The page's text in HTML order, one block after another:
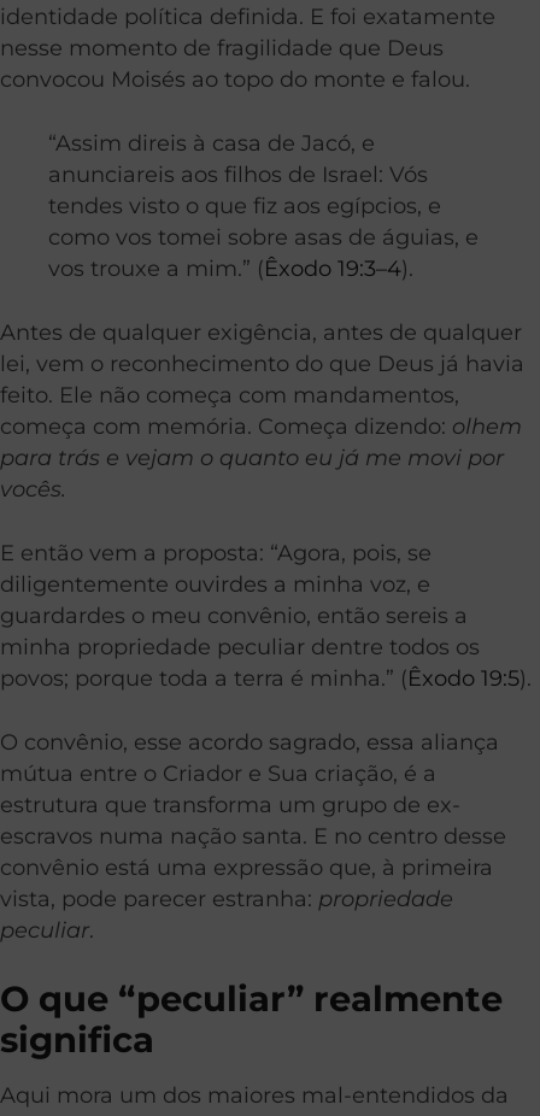
identidade política definida. E foi exatamente
nesse momento de fragilidade que Deus
convocou Moisés ao topo do monte e falou.
“Assim direis à casa de Jacó, e
anunciareis aos filhos de Israel: Vós
tendes visto o que fiz aos egípcios, e
como vos tomei sobre asas de águias, e
vos trouxe a mim.” (Êxodo 19:3–4).
Antes de qualquer exigência, antes de qualquer
lei, vem o reconhecimento do que Deus já havia
feito. Ele não começa com mandamentos,
começa com memória. Começa dizendo: olhem
para trás e vejam o quanto eu já me movi por
vocês.
E então vem a proposta: “Agora, pois, se
diligentemente ouvirdes a minha voz, e
guardardes o meu convênio, então sereis a
minha propriedade peculiar dentre todos os
povos; porque toda a terra é minha.” (Êxodo 19:5).
O convênio, esse acordo sagrado, essa aliança
mútua entre o Criador e Sua criação, é a
estrutura que transforma um grupo de ex-
escravos numa nação santa. E no centro desse
convênio está uma expressão que, à primeira
vista, pode parecer estranha: propriedade
peculiar.
O que “peculiar” realmente
significa
Aqui mora um dos maiores mal-entendidos da